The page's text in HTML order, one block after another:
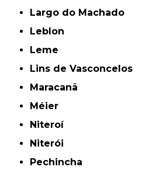
Largo do Machado
Leblon
Leme
Lins de Vasconcelos
Maracanã
Méier
Niteroí
Niterói
Pechincha